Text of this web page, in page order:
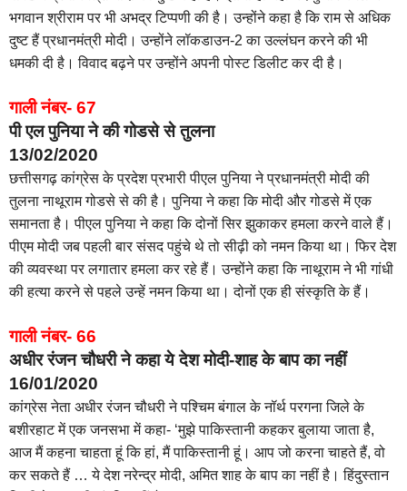
भगवान श्रीराम पर भी अभद्र टिप्पणी की है। उन्होंने कहा है कि राम से अधिक
दुष्ट हैं प्रधानमंत्री मोदी। उन्होंने लॉकडाउन-2 का उल्लंघन करने की भी
धमकी दी है। विवाद बढ़ने पर उन्होंने अपनी पोस्ट डिलीट कर दी है।
गाली नंबर- 67
पी एल पुनिया ने की गोडसे से तुलना
13/02/2020
छत्तीसगढ़ कांग्रेस के प्रदेश प्रभारी पीएल पुनिया ने प्रधानमंत्री मोदी की
तुलना नाथूराम गोडसे से की है। पुनिया ने कहा कि मोदी और गोडसे में एक
समानता है। पीएल पुनिया ने कहा कि दोनों सिर झुकाकर हमला करने वाले हैं।
पीएम मोदी जब पहली बार संसद पहुंचे थे तो सीढ़ी को नमन किया था। फिर देश
की व्यवस्था पर लगातार हमला कर रहे हैं। उन्होंने कहा कि नाथूराम ने भी गांधी
की हत्या करने से पहले उन्हें नमन किया था। दोनों एक ही संस्कृति के हैं।
गाली नंबर- 66
अधीर रंजन चौधरी ने कहा ये देश मोदी-शाह के बाप का नहीं
16/01/2020
कांग्रेस नेता अधीर रंजन चौधरी ने पश्‍चिम बंगाल के नॉर्थ परगना जिले के
बशीरहाट में एक जनसभा में कहा- ‘मुझे पाकिस्तानी कहकर बुलाया जाता है,
आज मैं कहना चाहता हूं कि हां, मैं पाकिस्तानी हूं। आप जो करना चाहते हैं, वो
कर सकते हैं … ये देश नरेन्द्र मोदी, अमित शाह के बाप का नहीं है। हिंदुस्तान